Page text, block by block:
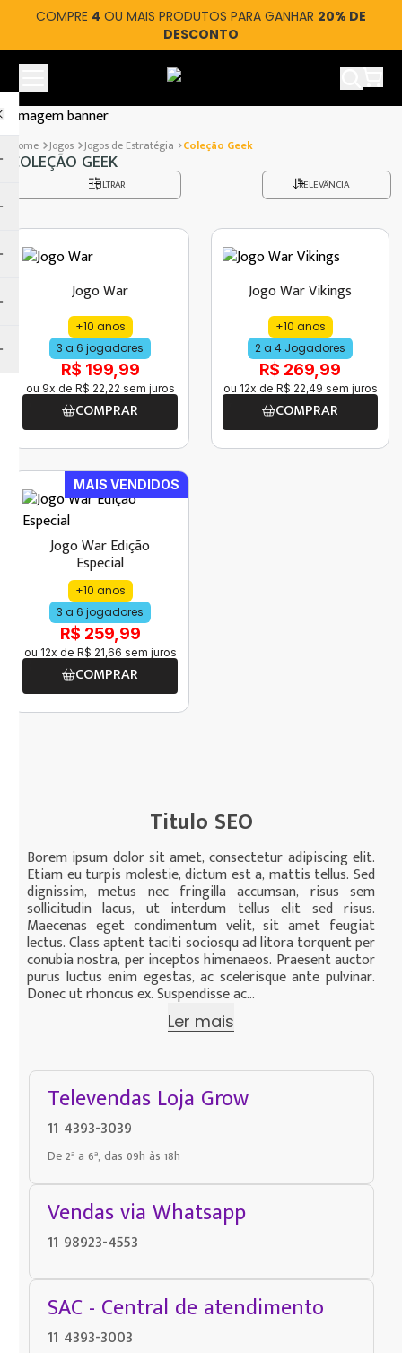
COMPRE 4 OU MAIS PRODUTOS PARA GANHAR 20% DE
DESCONTO
Ver
Jogos Jogos de Estratégia coleção Geek
COLEÇÃO GEEK
FILTRAR RELEVÂNCIA
Jogo War
+10 anos
3 a 6 jogadores
R$ 199,99
ou 9x de R$ 22,22 sem juros
COMPRAR
Jogo War Vikings
+10 anos
2 a 4 Jogadores
R$ 269,99
ou 12x de R$ 22,49 sem juros
COMPRAR
MAIS VENDIDOS
Jogo War Edição
Especial
+10 anos
3 a 6 jogadores
R$ 259,99
ou 12x de R$ 21,66 sem juros
COMPRAR
Titulo SEO
Borem ipsum dolor sit amet, consectetur adipiscing elit.
Etiam eu turpis molestie, dictum est a, mattis tellus. Sed
dignissim, metus nec fringilla accumsan, risus sem
sollicitudin lacus, ut interdum tellus elit sed risus.
Maecenas eget condimentum velit, sit amet feugiat
lectus. Class aptent taciti sociosqu ad litora torquent per
conubia nostra, per inceptos himenaeos. Praesent auctor
purus luctus enim egestas, ac scelerisque ante pulvinar.
Donec ut rhoncus ex. Suspendisse ac...
Ler mais
Televendas Loja Grow
11 4393-3039
De 2ª a 6ª, das 09h às 18h
Vendas via Whatsapp
11 98923-4553
SAC - Central de atendimento
11 4393-3003